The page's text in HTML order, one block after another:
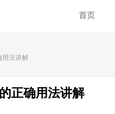
首页
法讲解
正确用法讲解